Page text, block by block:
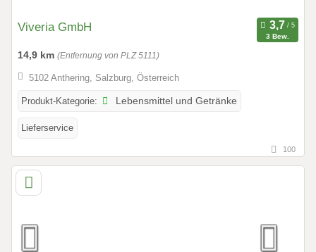
Viveria GmbH
3 Bew.
14,9 km (Entfernung von PLZ 5111)
5102 Anthering, Salzburg, Österreich
Produkt-Kategorie: Lebensmittel und Getränke
Lieferservice
100